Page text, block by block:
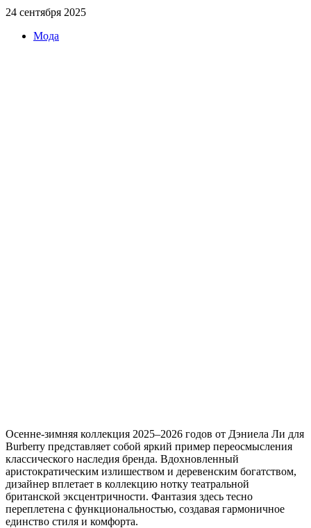
24 сентября 2025
Мода
Осенне-зимняя коллекция 2025–2026 годов от Дэниела Ли для
Burberry представляет собой яркий пример переосмысления
классического наследия бренда. Вдохновленный
аристократическим излишеством и деревенским богатством,
дизайнер вплетает в коллекцию нотку театральной
британской эксцентричности. Фантазия здесь тесно
переплетена с функциональностью, создавая гармоничное
единство стиля и комфорта.